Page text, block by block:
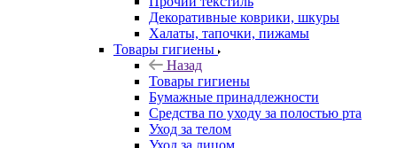
Декоративные коврики, шкуры
Халаты, тапочки, пижамы
Товары гигиены
Назад
Товары гигиены
Бумажные принадлежности
Средства по уходу за полостью рта
Уход за телом
Уход за лицом